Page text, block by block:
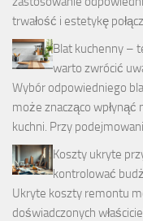
trwałość i estetykę
Blat kuchenny –
warto zwrócić
Wybór odpowiedniego
może znacząco
kuchni. Przy
Koszty ukryte
kontrolować
Ukryte koszty remontu
doświadczonych